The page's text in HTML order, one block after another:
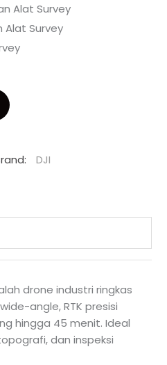
Alat Survey
Alat Survey
DJI
drone industri ringkas
angle, RTK presisi
hingga 45 menit. Ideal
dan inspeksi